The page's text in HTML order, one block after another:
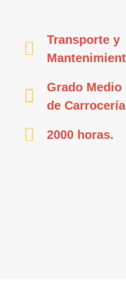
Transporte y
Grado Medio
de Carrocería
2000 horas.